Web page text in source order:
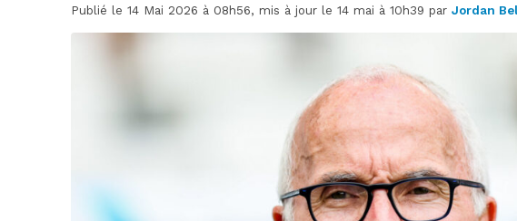
Publié le 14 Mai 2026 à 08h56, mis à jour le 14 mai à 10h39 parJordan